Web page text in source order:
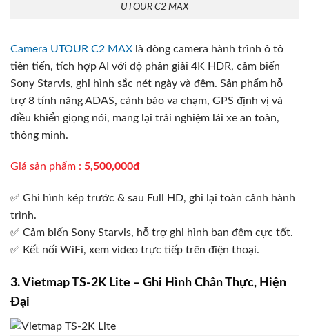
UTOUR C2 MAX
Camera UTOUR C2 MAX là dòng camera hành trình ô tô
tiên tiến, tích hợp AI với độ phân giải 4K HDR, cảm biến
Sony Starvis, ghi hình sắc nét ngày và đêm. Sản phẩm hỗ
trợ 8 tính năng ADAS, cảnh báo va chạm, GPS định vị và
điều khiển giọng nói, mang lại trải nghiệm lái xe an toàn,
thông minh.
Giá sản phẩm : 5,500,000đ
✅ Ghi hình kép trước & sau Full HD, ghi lại toàn cảnh hành
trình.
✅ Cảm biến Sony Starvis, hỗ trợ ghi hình ban đêm cực tốt.
✅ Kết nối WiFi, xem video trực tiếp trên điện thoại.
3. Vietmap TS-2K Lite – Ghi Hình Chân Thực, Hiện
Đại